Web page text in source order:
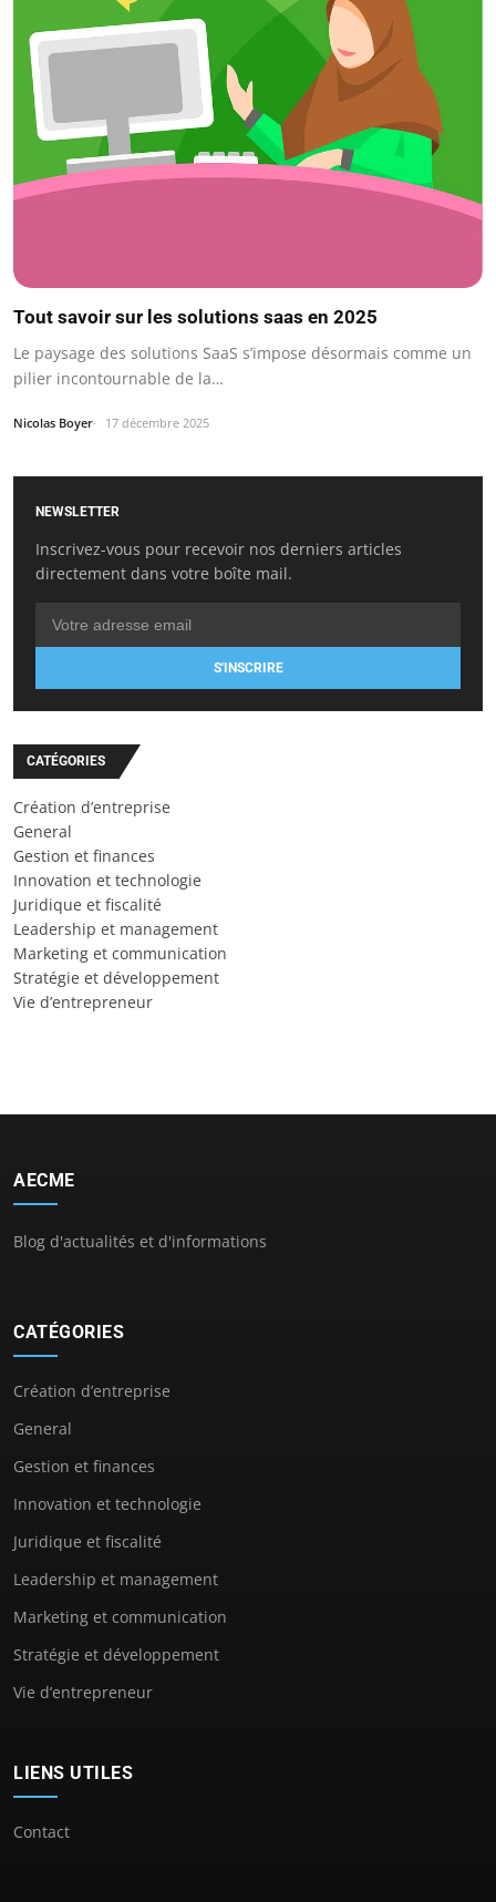
Tout savoir sur les solutions saas en 2025
Le paysage des solutions SaaS s’impose désormais comme un
pilier incontournable de la…
Nicolas Boyer 17 décembre 2025
NEWSLETTER
Inscrivez-vous pour recevoir nos derniers articles
directement dans votre boîte mail.
S'INSCRIRE
CATÉGORIES
Création d’entreprise
General
Gestion et finances
Innovation et technologie
Juridique et fiscalité
Leadership et management
Marketing et communication
Stratégie et développement
Vie d’entrepreneur
AECME
Blog d'actualités et d'informations
CATÉGORIES
Création d’entreprise
General
Gestion et finances
Innovation et technologie
Juridique et fiscalité
Leadership et management
Marketing et communication
Stratégie et développement
Vie d’entrepreneur
LIENS UTILES
Contact